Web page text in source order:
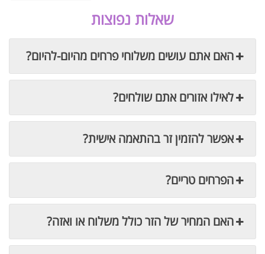
שאלות נפוצות
האם אתם עושים משלוחי פרחים מהיום-להיום?
לאילו אזורים אתם שולחים?
אפשר להזמין זר בהתאמה אישית?
הפרחים טריים?
האם המחיר של הזר כולל משלוח או ואזה?